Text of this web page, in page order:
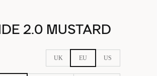
2.0 MUSTARD
UK EU US